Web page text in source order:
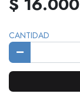
CANTIDAD